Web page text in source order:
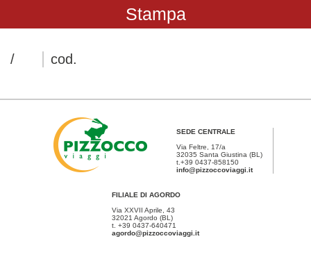
/ cod.
SEDE CENTRALE
Via Feltre, 17/a
32035 Santa Giustina (BL)
t.+39 0437-858150
info@pizzoccoviaggi.it
FILIALE DI AGORDO
Via XXVII Aprile, 43
32021 Agordo (BL)
t. +39 0437-640471
agordo@pizzoccoviaggi.it